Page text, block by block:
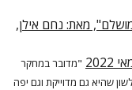
מאת: נחם אילן,
"מדובר במחקר
שהיא גם מדוייקת וגם יפה